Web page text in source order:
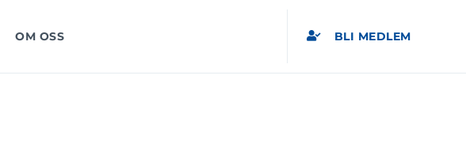
OM OSS BLI MEDLEM